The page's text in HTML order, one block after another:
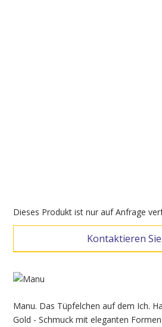
Dieses Produkt ist nur auf Anfrage
Kontaktieren
Manu. Das Tüpfelchen auf dem Ich.
Gold - Schmuck mit eleganten